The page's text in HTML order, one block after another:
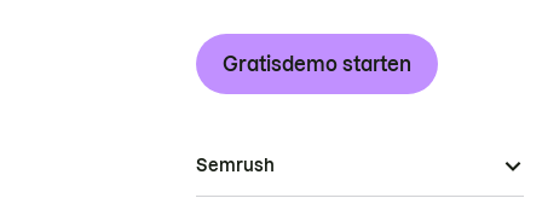
Gratisdemo starten
Semrush